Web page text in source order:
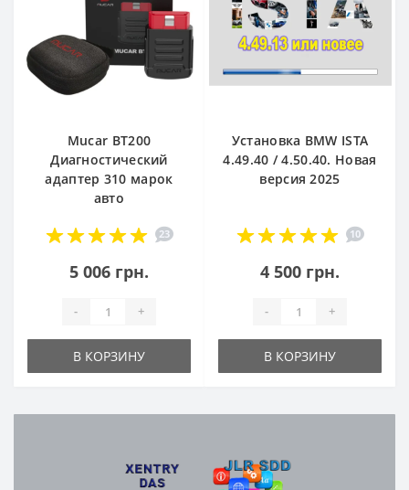
Mucar BT200
Диагностический
адаптер 310 марок
авто
23
5 006 грн.
- +
В КОРЗИНУ
Установка BMW ISTA
4.49.40 / 4.50.40. Новая
версия 2025
10
4 500 грн.
- +
В КОРЗИНУ